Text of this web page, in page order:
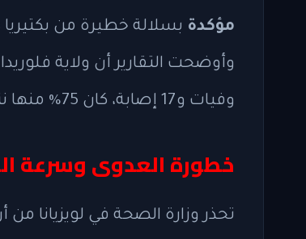
مؤكدة بسلالة خطيرة من بكتيريا
وفيات و17 إصابة، كان 75% منها نتيجة تعرض جروح مفتوحة لمياه البحر.
خطورة العدوى وسرعة
تحذر وزارة الصحة في لويزيانا